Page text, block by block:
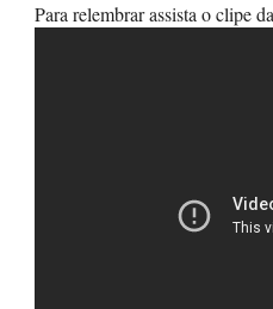
Para relembrar assista o clipe